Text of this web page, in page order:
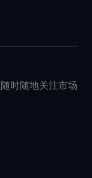
时随地关注市场